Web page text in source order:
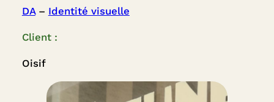
DA – Identité visuelle
Client :
Oisif